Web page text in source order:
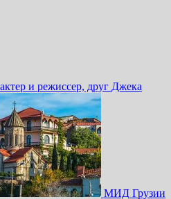
и режиссер, друг Джека
МИД Грузии